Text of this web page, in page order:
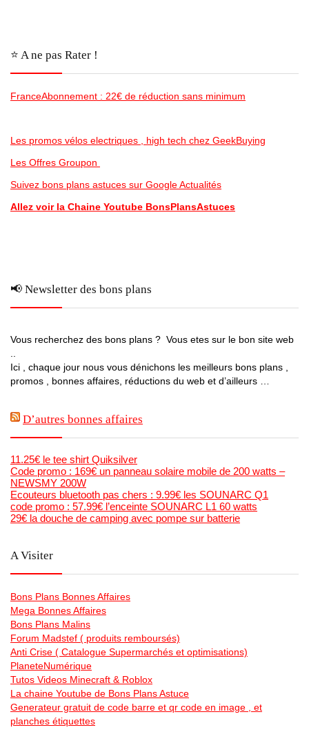
⭐️ A ne pas Rater !
FranceAbonnement : 22€ de réduction sans minimum
Les promos vélos electriques , high tech chez GeekBuying
Les Offres Groupon
Suivez bons plans astuces sur Google Actualités
Allez voir la Chaine Youtube BonsPlansAstuces
📢 Newsletter des bons plans
Vous recherchez des bons plans ? Vous etes sur le bon site web
Ici , chaque jour nous vous dénichons les meilleurs bons plans ,
promos , bonnes affaires, réductions du web et d’ailleurs …
D’autres bonnes affaires
11.25€ le tee shirt Quiksilver
Code promo : 169€ un panneau solaire mobile de 200 watts –
NEWSMY 200W
Ecouteurs bluetooth pas chers : 9.99€ les SOUNARC Q1
code promo : 57.99€ l’enceinte SOUNARC L1 60 watts
29€ la douche de camping avec pompe sur batterie
A Visiter
Bons Plans Bonnes Affaires
Mega Bonnes Affaires
Bons Plans Malins
Forum Madstef ( produits remboursés)
Anti Crise ( Catalogue Supermarchés et optimisations)
PlaneteNumérique
Tutos Videos Minecraft & Roblox
La chaine Youtube de Bons Plans Astuce
Generateur gratuit de code barre et qr code en image , et
planches étiquettes